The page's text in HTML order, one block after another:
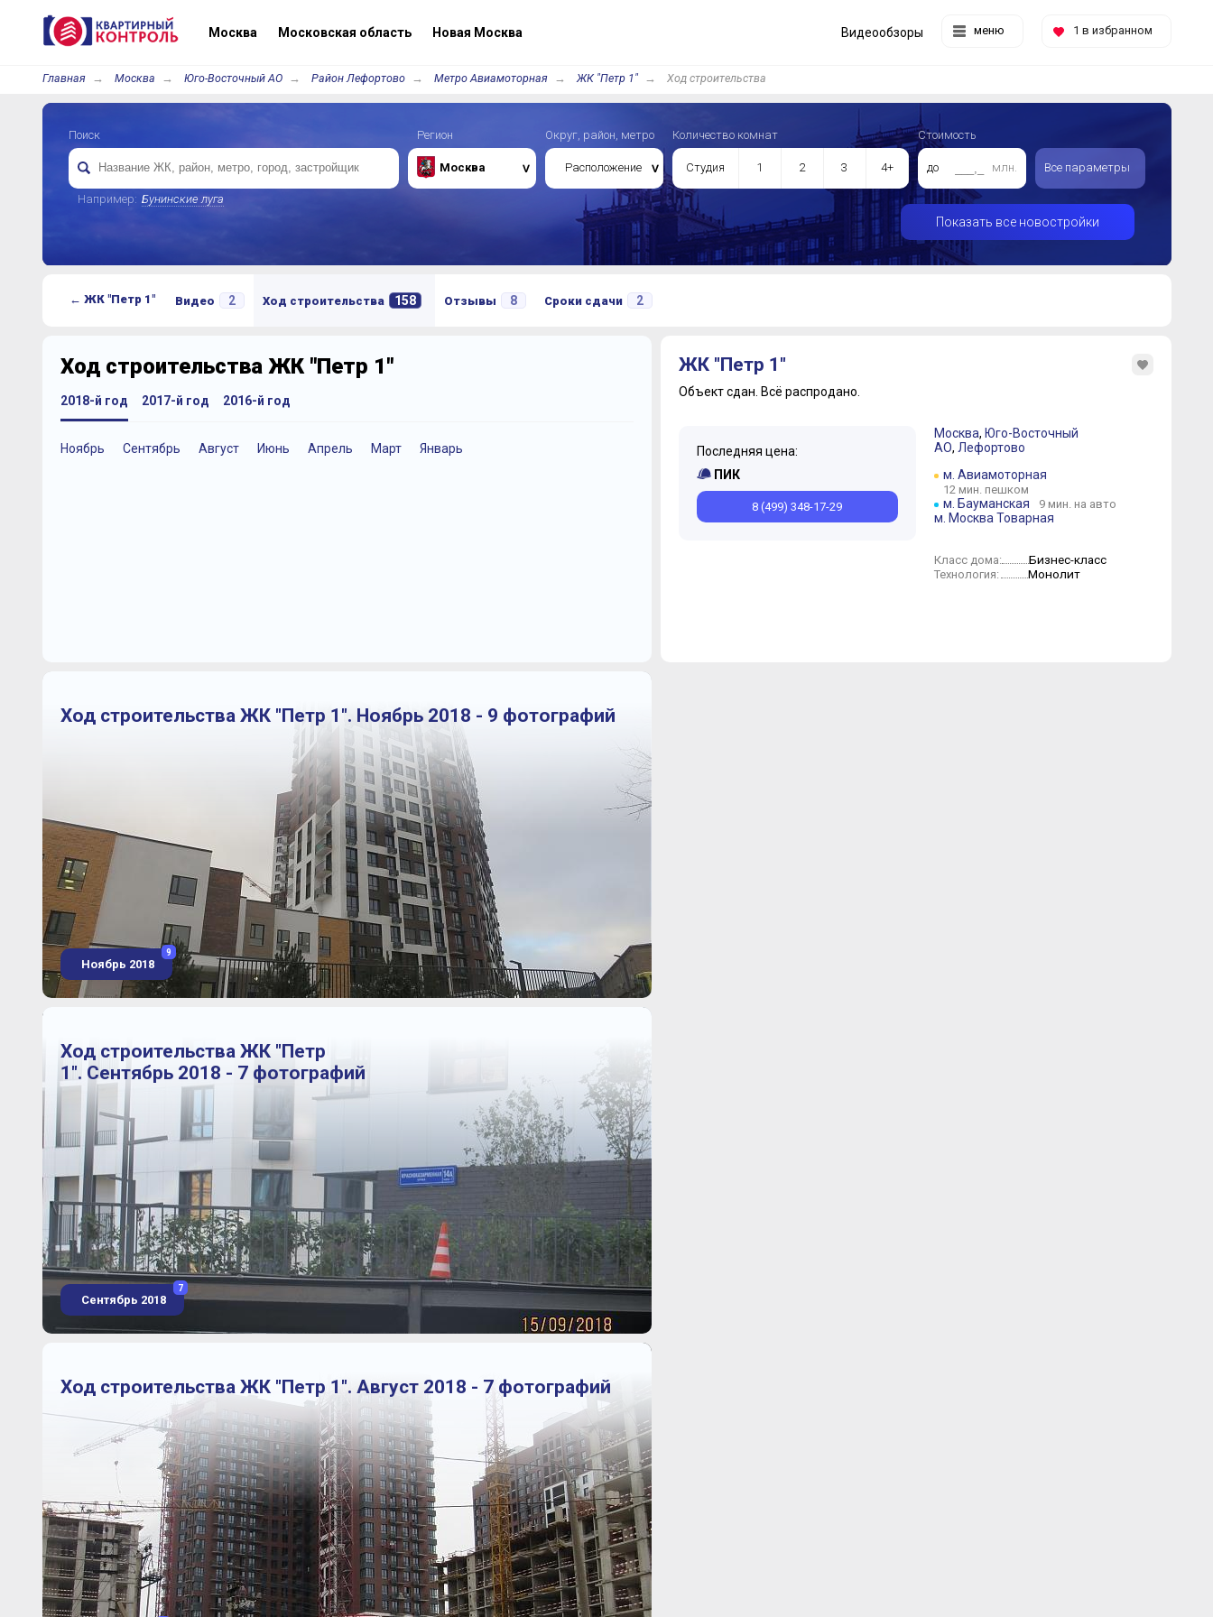
Москва Московская область Новая Москва меню 1 в избранном
Видеообзоры
Главная Москва Юго-Восточный АО Район Лефортово Метро Авиамоторная ЖК "Петр 1" Ход строительства
Поиск
Например: Бунинские луга
Регион
Москва
Округ, район, метро
Расположение
Количество комнат
Студия 1 2 3 4+
Стоимость
до млн. Все параметры
Показать все новостройки
← ЖК "Петр 1" Видео 2 Ход строительства 158 Отзывы 8 Сроки сдачи 2
Ход строительства ЖК "Петр 1"
2018-й год
Ноябрь Сентябрь Август Июнь Апрель Март Январь
2017-й год
Декабрь Ноябрь Сентябрь Август Июль
Февраль
2016-й год
Ноябрь
Ход строительства ЖК "Петр 1". Ноябрь 2018 - 9 фотографий
Ноябрь 2018
9
Ход строительства ЖК "Петр
1". Сентябрь 2018 - 7 фотографий
Сентябрь 2018
7
Ход строительства ЖК "Петр 1". Август 2018 - 7 фотографий
ЖК "Петр 1"
Объект сдан. Всё распродано.
Последняя цена:
ПИК
8 (499) 348-17-29
Москва, Юго-Восточный
АО, Лефортово
м. Авиамоторная
12 мин. пешком
м. Бауманская 9 мин. на авто
м. Москва Товарная
Класс дома: Бизнес-класс
Технология: Монолит